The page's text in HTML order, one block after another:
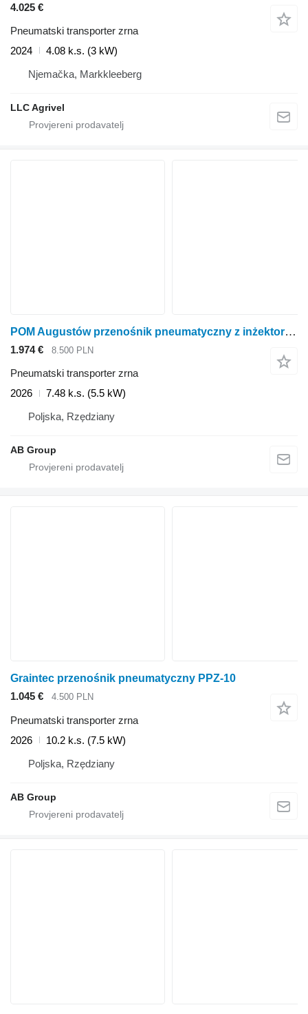
4.025 €
Pneumatski transporter zrna
2024
4.08 k.s. (3 kW)
Njemačka, Markkleeberg
LLC Agrivel
POM Augustów przenośnik pneumatyczny z inżektorem T 378/1
1.974 € 8.500 PLN
Pneumatski transporter zrna
2026
7.48 k.s. (5.5 kW)
Poljska, Rzędziany
AB Group
Graintec przenośnik pneumatyczny PPZ-10
1.045 €
4.500 PLN
Pneumatski transporter zrna
2026
10.2 k.s. (7.5 kW)
Poljska, Rzędziany
AB Group